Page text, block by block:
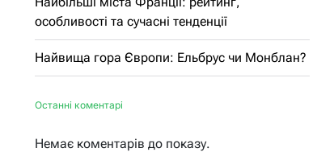
особливості та сучасні тенденції
Найвища гора Європи: Ельбрус чи Монблан?
Останні коментарі
Немає коментарів до показу.